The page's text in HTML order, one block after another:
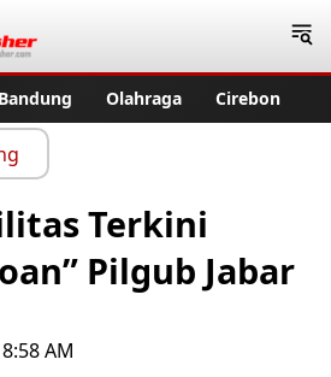
Bandung Olahraga Cirebon
Terkini
Pilgub Jabar
AM